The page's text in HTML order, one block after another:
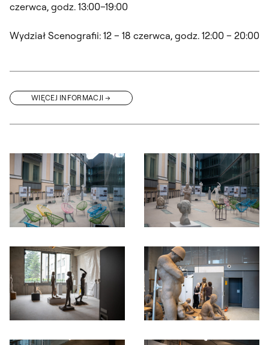
czerwca, godz. 13:00–19:00
Wydział Scenografii: 12 – 18 czerwca, godz. 12:00 – 20:00
WIĘCEJ INFORMACJI